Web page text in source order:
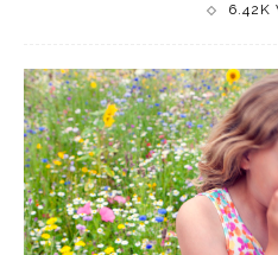
6.42K